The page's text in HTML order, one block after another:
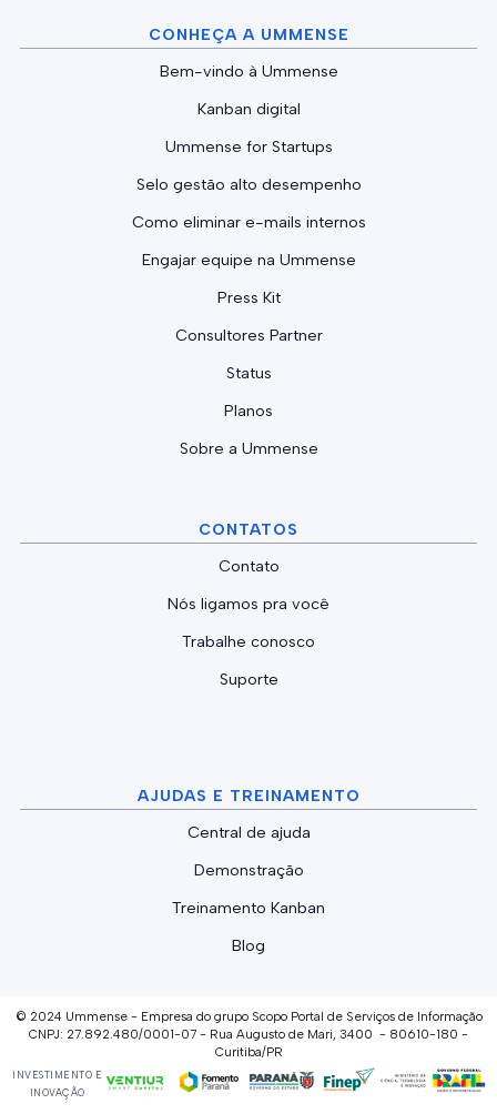
CONHEÇA A UMMENSE
Bem-vindo à Ummense
Kanban digital
Ummense for Startups
Selo gestão alto desempenho
Como eliminar e-mails internos
Engajar equipe na Ummense
Press Kit
Consultores Partner
Status
Planos
Sobre a Ummense
CONTATOS
Contato
Nós ligamos pra você
Trabalhe conosco
Suporte
AJUDAS E TREINAMENTO
Central de ajuda
Demonstração
Treinamento Kanban
Blog
© 2024 Ummense - Empresa do grupo Scopo Portal de Serviços de Informação
CNPJ: 27.892.480/0001-07 - Rua Augusto de Mari, 3400 - 80610-180 -
Curitiba/PR
INVESTIMENTO E
INOVAÇÃO